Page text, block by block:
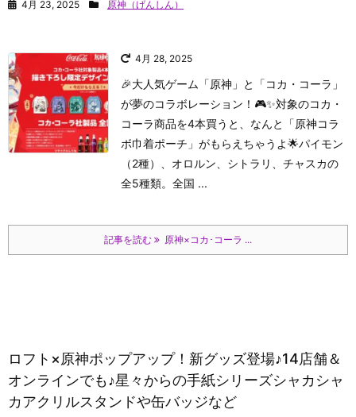
4月 23, 2025 原神（げんしん）
4月 28, 2025
🎉大人気ゲーム「原神」と「コカ・コーラ」
が夢のコラボレーション！🎮✨対象のコカ・
コーラ商品を4本買うと、なんと「原神コラ
ボ巾着ポーチ」がもらえちゃうよ🌟パイモン
（2種）、オロルン、シトラリ、チャスカの
全5種類。全国 ...
記事を読む 原神×コカ･コーラ ...
ロフト×原神ポップアップ！新グッズ登場♪14店舗＆
オンラインでも♪星々からの手紙シリーズシャカシャ
カアクリルスタンドや缶バッジなど